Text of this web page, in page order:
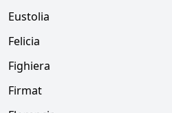
Eustolia
Felicia
Fighiera
Firmat